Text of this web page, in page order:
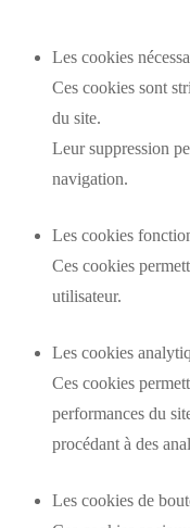
Les cookies
Ces cookies sont
du site.
Leur suppression
navigation.
Les cookies
Ces cookies
utilisateur.
Les cookies
Ces cookies
performances du
procédant à des
Les cookies de